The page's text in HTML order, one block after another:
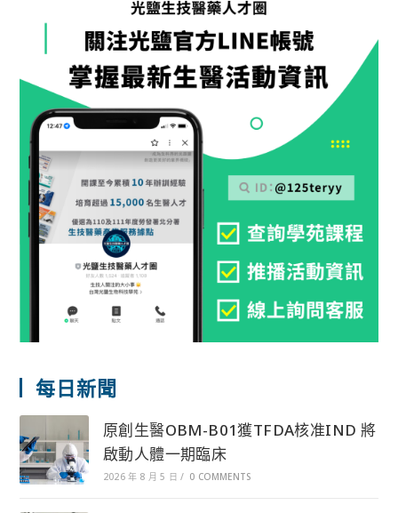
每日新聞
原創生醫OBM-B01獲TFDA核准IND 將
啟動人體一期臨床
2026 年 8 月 5 日 / 0 COMMENTS